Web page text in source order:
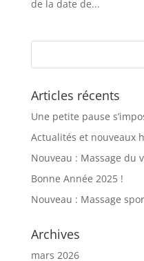
de la date de...
Articles récents
Une petite pause
Actualités et nouveaux
Nouveau : Massage du
Bonne Année 2025 !
Nouveau : Massage
Archives
mars 2026